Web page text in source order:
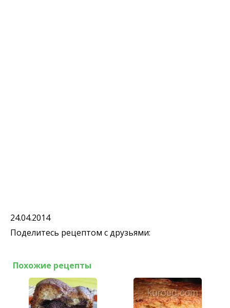
24.04.2014
Поделитесь рецептом с друзьями:
Похожие рецепты